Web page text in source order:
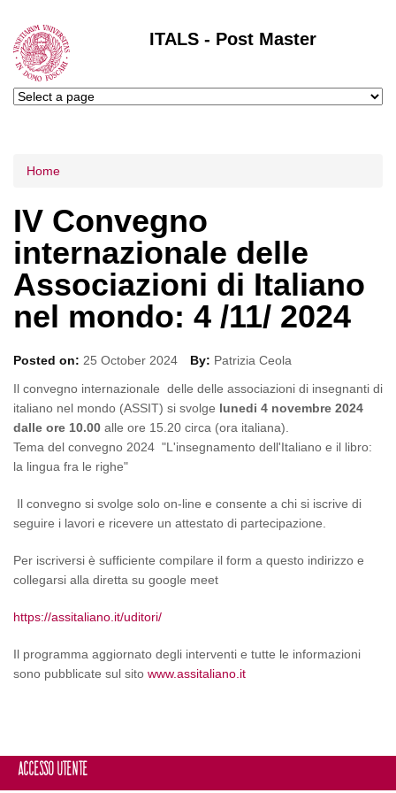
ITALS - Post Master
Tu sei qui
Home
IV Convegno
internazionale delle
Associazioni di Italiano
nel mondo: 4 /11/ 2024
Posted on: 25 October 2024 By: Patrizia Ceola
Il convegno internazionale delle delle associazioni di insegnanti di
italiano nel mondo (ASSIT) si svolge lunedi 4 novembre 2024
dalle ore 10.00 alle ore 15.20 circa (ora italiana).
Tema del convegno 2024 "L'insegnamento dell'Italiano e il libro:
la lingua fra le righe"
Il convegno si svolge solo on-line e consente a chi si iscrive di
seguire i lavori e ricevere un attestato di partecipazione.
Per iscriversi è sufficiente compilare il form a questo indirizzo e
collegarsi alla diretta su google meet
https://assitaliano.it/uditori/
Il programma aggiornato degli interventi e tutte le informazioni
sono pubblicate sul sito www.assitaliano.it
Accesso utente